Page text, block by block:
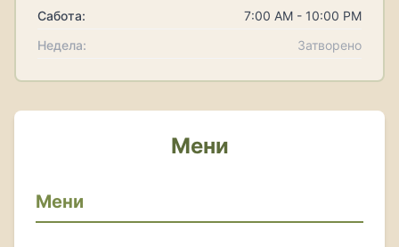
Сабота:
7:00 AM - 10:00 PM
Недела:
Затворено
Мени
Мени